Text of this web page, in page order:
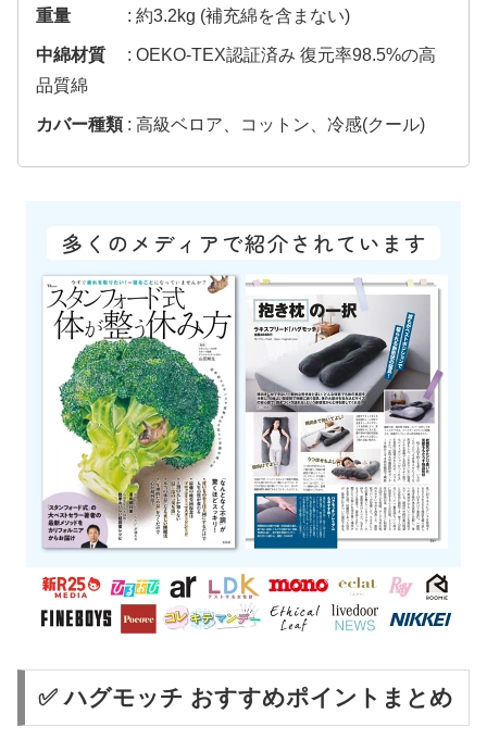
重量 : 約3.2kg (補充綿を含まない)
中綿材質
: OEKO-TEX認証済み 復元率98.5%の高
品質綿
カバー種類: 高級ベロア、コットン、冷感(クール)
✅ ハグモッチ おすすめポイントまとめ